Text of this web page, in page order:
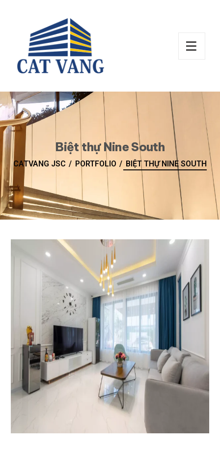
Biệt thự Nine South
CATVANG JSC PORTFOLIO BIỆT THỰ NINE SOUTH